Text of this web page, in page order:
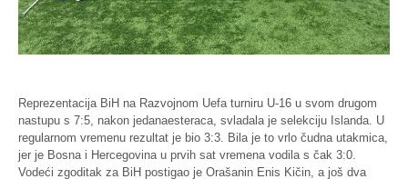
Reprezentacija BiH na Razvojnom Uefa turniru U-16 u svom drugom
nastupu s 7:5, nakon jedanaesteraca, svladala je selekciju Islanda. U
regularnom vremenu rezultat je bio 3:3. Bila je to vrlo čudna utakmica,
jer je Bosna i Hercegovina u prvih sat vremena vodila s čak 3:0.
Vodeći zgoditak za BiH postigao je Orašanin Enis Kičin, a još dva